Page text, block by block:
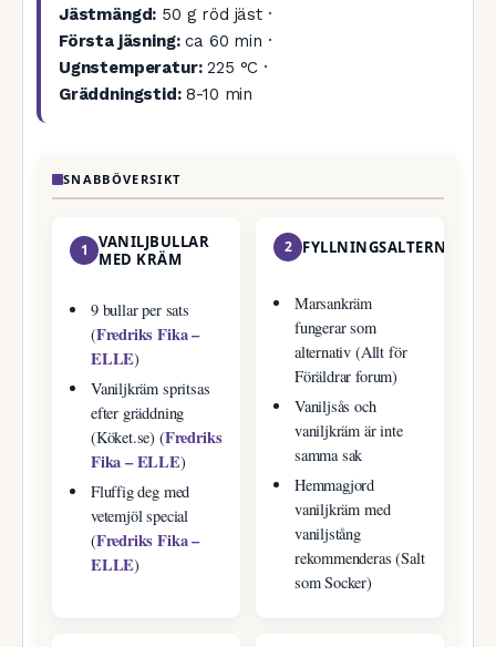
Jästmängd: 50 g röd jäst ·
Första jäsning:ca 60 min ·
Ugnstemperatur:225 °C ·
Gräddningstid:8-10 min
SNABBÖVERSIKT
1
VANILJBULLAR
MED KRÄM
9 bullar per sats
(Fredriks Fika –
ELLE)
Vaniljkräm spritsas
efter gräddning
(Köket.se) (Fredriks
Fika – ELLE)
Fluffig deg med
vetemjöl special
(Fredriks Fika –
ELLE)
2 FYLLNINGSALTERNATIV
Marsankräm
fungerar som
alternativ (Allt för
Föräldrar forum)
Vaniljsås och
vaniljkräm är inte
samma sak
Hemmagjord
vaniljkräm med
vaniljstång
rekommenderas (Salt
som Socker)